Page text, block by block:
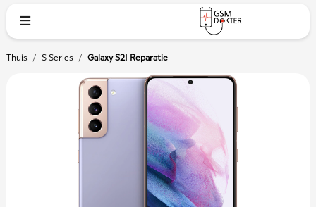
Thuis / S Series / Galaxy S21 Reparatie